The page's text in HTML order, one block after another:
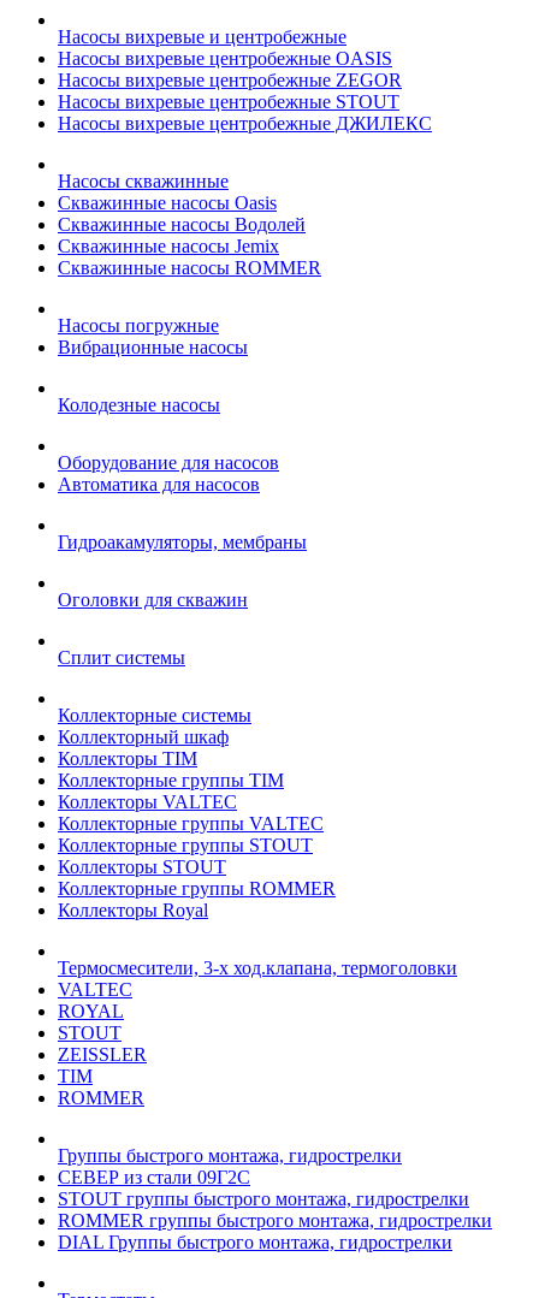
Насосы вихревые и центробежные
Насосы вихревые центробежные OASIS
Насосы вихревые центробежные ZEGOR
Насосы вихревые центробежные STOUT
Насосы вихревые центробежные ДЖИЛЕКС
Насосы скважинные
Скважинные насосы Oasis
Скважинные насосы Водолей
Скважинные насосы Jemix
Cкважинные насосы ROMMER
Насосы погружные
Вибрационные насосы
Колодезные насосы
Оборудование для насосов
Автоматика для насосов
Гидроакамуляторы, мембраны
Оголовки для скважин
Сплит системы
Коллекторные системы
Коллекторный шкаф
Коллекторы TIM
Коллекторные группы TIM
Коллекторы VALTEC
Коллекторные группы VALTEC
Коллекторные группы STOUT
Коллекторы STOUT
Коллекторные группы ROMMER
Коллекторы Royal
Термосмесители, 3-х ход.клапана, термоголовки
VALTEC
ROYAL
STOUT
ZEISSLER
TIM
ROMMER
Группы быстрого монтажа, гидрострелки
СЕВЕР из стали 09Г2С
STOUT группы быстрого монтажа, гидрострелки
ROMMER группы быстрого монтажа, гидрострелки
DIAL Группы быстрого монтажа, гидрострелки